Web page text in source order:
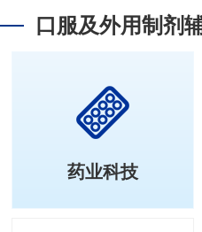
口服及外用制剂
药业科技